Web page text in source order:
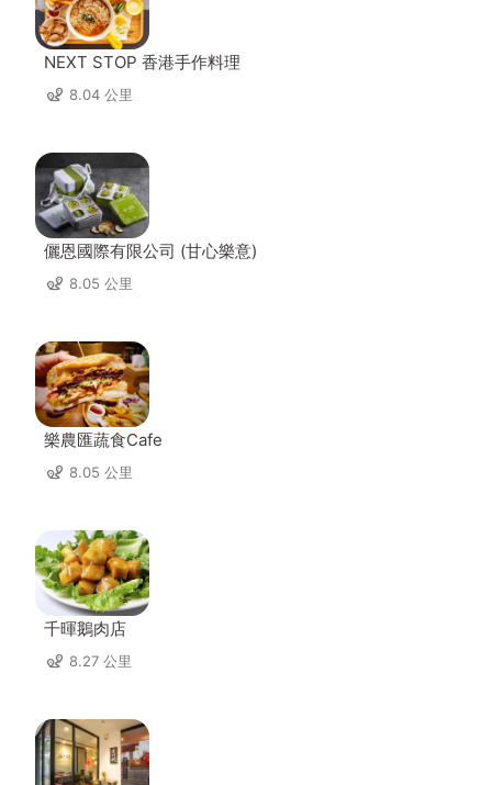
NEXT STOP 香港手作料理
8.04 公里
儷恩國際有限公司 (甘心樂意)
8.05 公里
樂農匯蔬食Cafe
8.05 公里
千暉鵝肉店
8.27 公里